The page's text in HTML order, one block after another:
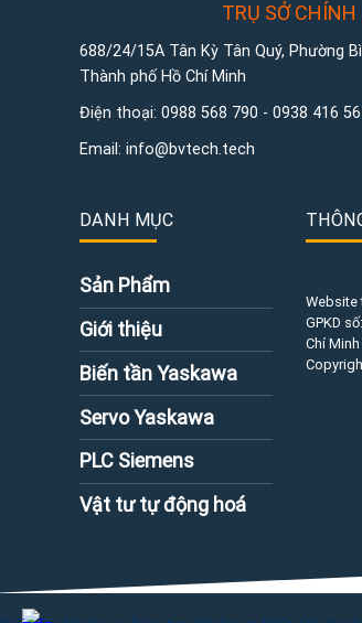
TRỤ SỞ CHÍNH
688/24/15A Tân Kỳ Tân Quý, Phường
Thành phố Hồ Chí Minh
Điện thoại: 0988 568 790 - 0938 416
Email: info@bvtech.tech
DANH MỤC
Sản Phẩm
Giới thiệu
Biến tần Yaskawa
Servo Yaskawa
PLC Siemens
Vật tư tự động hoá
Website
GPKD số:
Chí